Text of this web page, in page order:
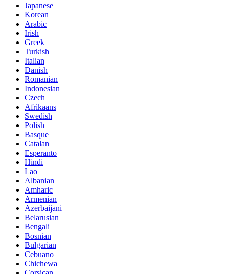
Japanese
Korean
Arabic
Irish
Greek
Turkish
Italian
Danish
Romanian
Indonesian
Czech
Afrikaans
Swedish
Polish
Basque
Catalan
Esperanto
Hindi
Lao
Albanian
Amharic
Armenian
Azerbaijani
Belarusian
Bengali
Bosnian
Bulgarian
Cebuano
Chichewa